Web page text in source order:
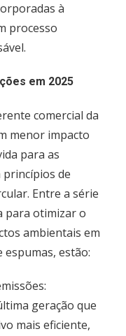
à
processo
em 2025
comercial da
menor impacto
para as
princípios de
Entre a série
para otimizar o
ambientais em
espumas, estão:
geração que
mais eficiente,